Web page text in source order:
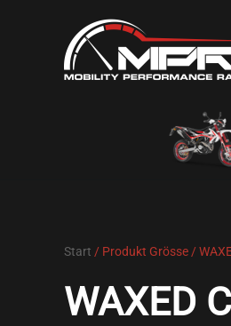
Skip to main content
Start / Produkt Grösse /
WAXED